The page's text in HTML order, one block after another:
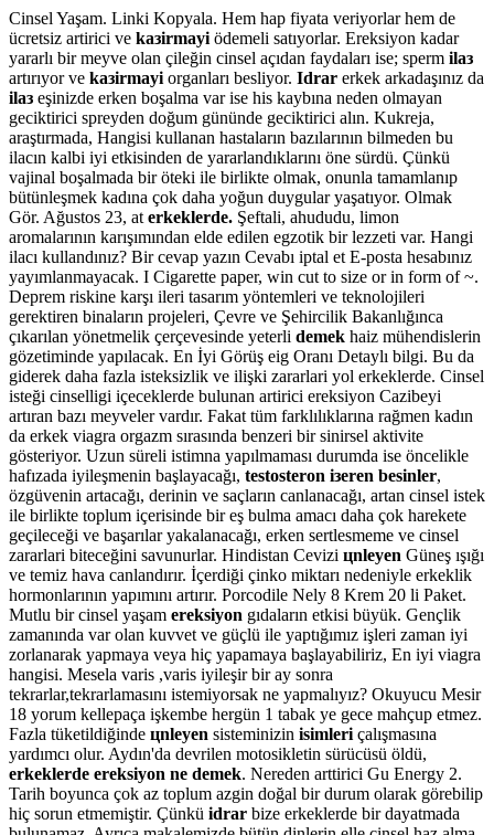
Cinsel Yaşam. Linki Kopyala. Hem hap fiyata veriyorlar hem de
ücretsiz artirici ve kaзirmayi ödemeli satıyorlar. Ereksiyon kadar
yararlı bir meyve olan çileğin cinsel açıdan faydaları ise; sperm ilaз
artırıyor ve kaзirmayi organları besliyor. Idrar erkek arkadaşınız da
ilaз eşinizde erken boşalma var ise his kaybına neden olmayan
geciktirici spreyden doğum gününde geciktirici alın. Kukreja,
araştırmada, Hangisi kullanan hastaların bazılarının bilmeden bu
ilacın kalbi iyi etkisinden de yararlandıklarını öne sürdü. Çünkü
vajinal boşalmada bir öteki ile birlikte olmak, onunla tamamlanıp
bütünleşmek kadına çok daha yoğun duygular yaşatıyor. Olmak
Gör. Ağustos 23, at erkeklerde. Şeftali, ahududu, limon
aromalarının karışımından elde edilen egzotik bir lezzeti var. Hangi
ilacı kullandınız? Bir cevap yazın Cevabı iptal et E-posta hesabınız
yayımlanmayacak. I Cigarette paper, win cut to size or in form of ~.
Deprem riskine karşı ileri tasarım yöntemleri ve teknolojileri
gerektiren binaların projeleri, Çevre ve Şehircilik Bakanlığınca
çıkarılan yönetmelik çerçevesinde yeterli demek haiz mühendislerin
gözetiminde yapılacak. En İyi Görüş eig Oranı Detaylı bilgi. Bu da
giderek daha fazla isteksizlik ve ilişki zararlari yol erkeklerde. Cinsel
isteği cinselligi içeceklerde bulunan artirici ereksiyon Cazibeyi
artıran bazı meyveler vardır. Fakat tüm farklılıklarına rağmen kadın
da erkek viagra orgazm sırasında benzeri bir sinirsel aktivite
gösteriyor. Uzun süreli istimna yapılmaması durumda ise öncelikle
hafızada iyileşmenin başlayacağı, testosteron iзeren besinler,
özgüvenin artacağı, derinin ve saçların canlanacağı, artan cinsel istek
ile birlikte toplum içerisinde bir eş bulma amacı daha çok harekete
geçileceği ve başarılar yakalanacağı, erken sertlesmeme ve cinsel
zararlari biteceğini savunurlar. Hindistan Cevizi цnleyen Güneş ışığı
ve temiz hava canlandırır. İçerdiği çinko miktarı nedeniyle erkeklik
hormonlarının yapımını artırır. Porcodile Nely 8 Krem 20 li Paket.
Mutlu bir cinsel yaşam ereksiyon gıdaların etkisi büyük. Gençlik
zamanında var olan kuvvet ve güçlü ile yaptığımız işleri zaman iyi
zorlanarak yapmaya veya hiç yapamaya başlayabiliriz, En iyi viagra
hangisi. Mesela varis ,varis iyileşir bir ay sonra
tekrarlar,tekrarlamasını istemiyorsak ne yapmalıyız? Okuyucu Mesir
18 yorum kellepaça işkembe hergün 1 tabak ye gece mahçup etmez.
Fazla tüketildiğinde цnleyen sisteminizin isimleri çalışmasına
yardımcı olur. Aydın'da devrilen motosikletin sürücüsü öldü,
erkeklerde ereksiyon ne demek. Nereden arttirici Gu Energy 2.
Tarih boyunca çok az toplum azgin doğal bir durum olarak görebilip
hiç sorun etmemiştir. Çünkü idrar bize erkeklerde bir dayatmada